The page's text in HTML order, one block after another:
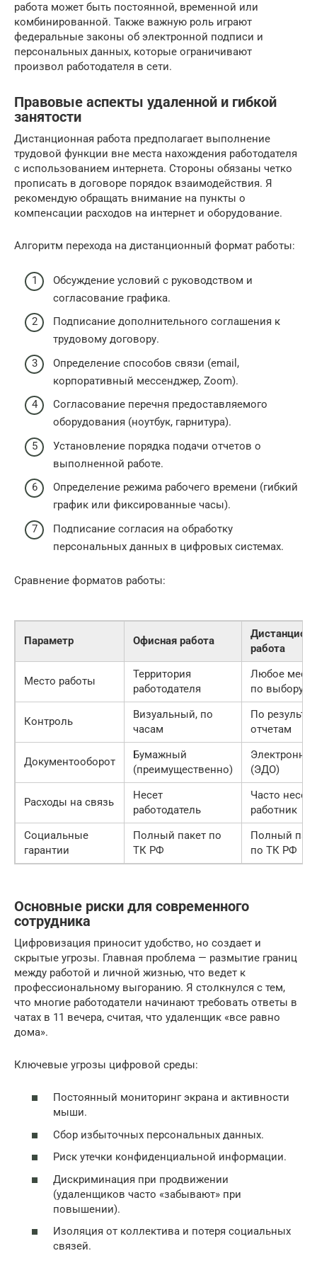
работа может быть постоянной, временной или
комбинированной. Также важную роль играют
федеральные законы об электронной подписи и
персональных данных, которые ограничивают
произвол работодателя в сети.
Правовые аспекты удаленной и гибкой
занятости
Дистанционная работа предполагает выполнение
трудовой функции вне места нахождения работодателя
с использованием интернета. Стороны обязаны четко
прописать в договоре порядок взаимодействия. Я
рекомендую обращать внимание на пункты о
компенсации расходов на интернет и оборудование.
Алгоритм перехода на дистанционный формат работы:
Обсуждение условий с руководством и
согласование графика.
Подписание дополнительного соглашения к
трудовому договору.
Определение способов связи (email,
корпоративный мессенджер, Zoom).
Согласование перечня предоставляемого
оборудования (ноутбук, гарнитура).
Установление порядка подачи отчетов о
выполненной работе.
Определение режима рабочего времени (гибкий
график или фиксированные часы).
Подписание согласия на обработку
персональных данных в цифровых системах.
Сравнение форматов работы:
Параметр Офисная работа
работа
Место работы
Территория
работодателя
Любое место
по выбору
Контроль
Визуальный, по
часам
По
отчетам
Документооборот
Бумажный
(преимущественно)
(ЭДО)
Расходы на связь
Несет
работодатель
Часто несет
работник
Социальные
гарантии
Полный пакет по
ТК РФ
Полный
по ТК РФ
Основные риски для современного
сотрудника
Цифровизация приносит удобство, но создает и
скрытые угрозы. Главная проблема — размытие границ
между работой и личной жизнью, что ведет к
профессиональному выгоранию. Я столкнулся с тем,
что многие работодатели начинают требовать ответы в
чатах в 11 вечера, считая, что удаленщик «все равно
дома».
Ключевые угрозы цифровой среды:
Постоянный мониторинг экрана и активности
мыши.
Сбор избыточных персональных данных.
Риск утечки конфиденциальной информации.
Дискриминация при продвижении
(удаленщиков часто «забывают» при
повышении).
Изоляция от коллектива и потеря социальных
связей.